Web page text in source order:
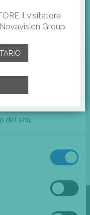
sua esperienza di
nella nostra Cookie
del sito.
il visitatore
Group.
GROUP SPA, NON